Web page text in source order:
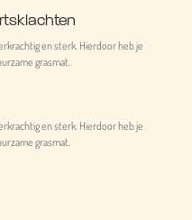
en sterk. Hierdoor heb je
grasmat.
en sterk. Hierdoor heb je
grasmat.